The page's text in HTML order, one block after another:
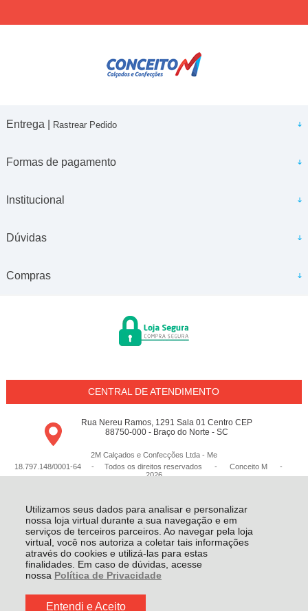
Utilizamos seus dados para analisar e personalizar
nossa loja virtual durante a sua navegação e em
serviços de terceiros parceiros. Ao navegar pela loja
virtual, você nos autoriza a coletar tais informações
através do cookies e utilizá-las para estas
finalidades. Em caso de dúvidas, acesse
nossa Política de Privacidade
Entendi e Aceito
Entrega | Rastrear Pedido
Formas de pagamento
Institucional
Dúvidas
Compras
CENTRAL DE ATENDIMENTO
Rua Nereu Ramos, 1291 Sala 01 Centro CEP
88750-000 - Braço do Norte - SC
2M Calçados e Confecções Ltda - Me
18.797.148/0001-64 - Todos os direitos reservados
- Conceito M
-
2026